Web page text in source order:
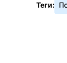
Теги: